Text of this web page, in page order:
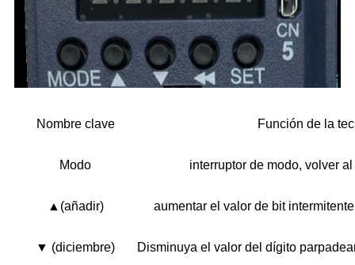
Nombre clave Función de la
Modo interruptor de modo, volver
▲(añadir) aumentar el valor de bit
▼ (diciembre) Disminuya el valor del dígito